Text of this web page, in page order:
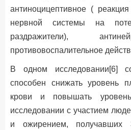
антиноцицептивное (
нервной системы на
раздражители),
противовоспалительное
В одном исследовании[6]
способен снижать уровень
крови и повышать
исследовании с участием
и ожирением,